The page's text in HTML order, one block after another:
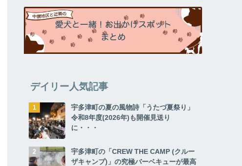
デイリー人気記事
宇多津町の夏の風物詩「うたづ夏祭り」
令和8年度(2026年)も開催見送り
に・・・
宇多津町の「CREW THE CAMP (クルー
ザキャンプ)」の究極バーベキューが最高